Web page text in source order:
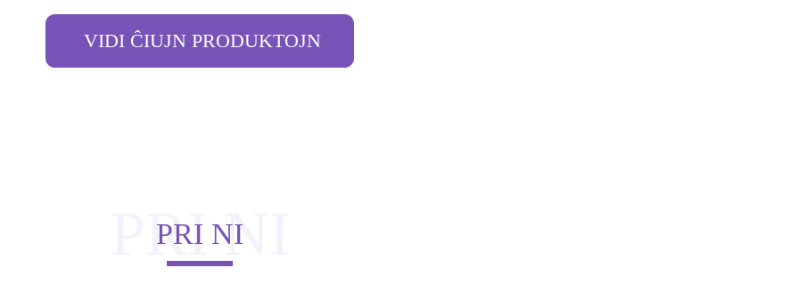
VIDI ĈIUJN PRODUKTOJN
PRI NI
PRI NI